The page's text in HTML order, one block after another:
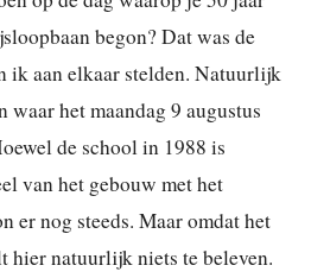
begon? Dat was de
ik aan elkaar stelden. Natuurlijk
waar het maandag 9 augustus
de school in 1988 is
van het gebouw met het
er nog steeds. Maar omdat het
hier natuurlijk niets te beleven.